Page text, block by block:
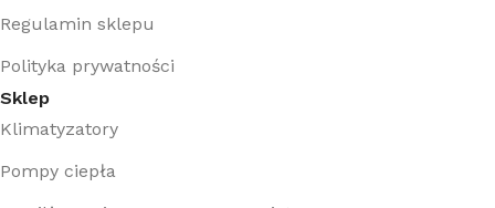
Regulamin sklepu
Polityka prywatności
Sklep
Klimatyzatory
Pompy ciepła